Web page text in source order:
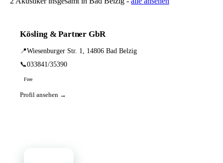
Kösling & Partner GbR
📍Wiesenburger Str. 1, 14806 Bad Belzig
📞033841/35390
Free
Profil ansehen →